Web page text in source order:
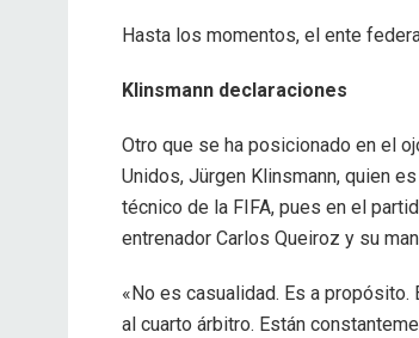
Hasta los momentos, el ente
Klinsmann declaraciones
Otro que se ha posicionado en el
Unidos, Jürgen Klinsmann, quien
técnico de la FIFA, pues en el
entrenador Carlos Queiroz y su
«No es casualidad. Es a propósito.
al cuarto árbitro. Están